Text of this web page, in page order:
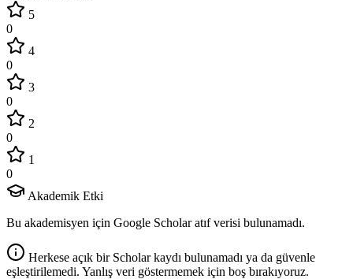
5
0
4
0
3
0
2
0
1
0
Akademik Etki
Bu akademisyen için Google Scholar atıf verisi bulunamadı.
Herkese açık bir Scholar kaydı bulunamadı ya da güvenle
eşleştirilemedi. Yanlış veri göstermemek için boş bırakıyoruz.